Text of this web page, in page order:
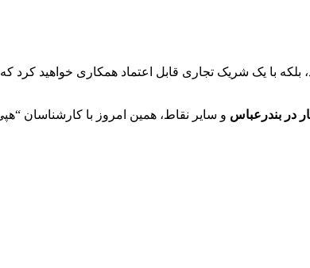
بلکه با یک شریک تجاری قابل اعتماد همکاری خواهید
در بندرعباس و سایر نقاط، همین امروز با کارشناسان